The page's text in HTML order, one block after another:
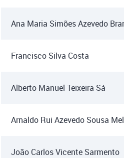
Ana Maria Simões Azevedo
Francisco Silva Costa
Alberto Manuel Teixeira Sá
Arnaldo Rui Azevedo Sousa
João Carlos Vicente Sarmento